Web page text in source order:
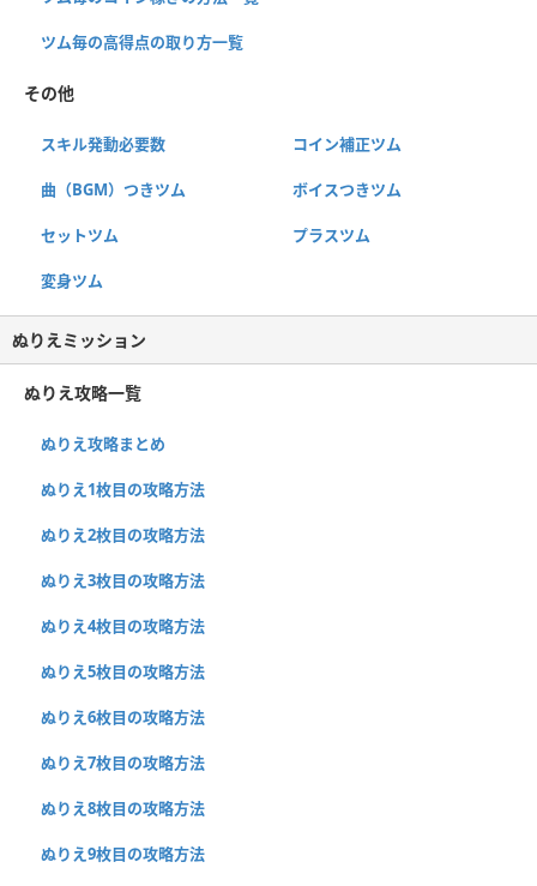
ツム毎の高得点の取り方一覧
その他
スキル発動必要数 コイン補正ツム
曲（BGM）つきツム ボイスつきツム
セットツム プラスツム
変身ツム
ぬりえミッション
ぬりえ攻略一覧
ぬりえ攻略まとめ
ぬりえ1枚目の攻略方法
ぬりえ2枚目の攻略方法
ぬりえ3枚目の攻略方法
ぬりえ4枚目の攻略方法
ぬりえ5枚目の攻略方法
ぬりえ6枚目の攻略方法
ぬりえ7枚目の攻略方法
ぬりえ8枚目の攻略方法
ぬりえ9枚目の攻略方法